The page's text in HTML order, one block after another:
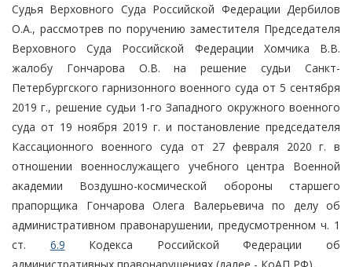
Судья Верховного Суда Российской Федерации Дербилов
О.А., рассмотрев по поручению заместителя Председателя
Верховного Суда Российской Федерации Хомчика В.В.
жалобу Гончарова О.В. на решение судьи Санкт-
Петербургского гарнизонного военного суда от 5 сентября
2019 г., решение судьи 1-го Западного окружного военного
суда от 19 ноября 2019 г. и постановление председателя
Кассационного военного суда от 27 февраля 2020 г. в
отношении военнослужащего учебного центра Военной
академии Воздушно-космической обороны старшего
прапорщика Гончарова Олега Валерьевича по делу об
административном правонарушении, предусмотренном ч. 1
ст. 6.9 Кодекса Российской Федерации об